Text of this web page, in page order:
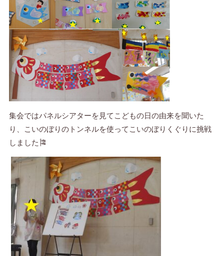
集会ではパネルシアターを見てこどもの日の由来を聞いた
り、こいのぼりのトンネルを使ってこいのぼりくぐりに挑戦
しました🎏